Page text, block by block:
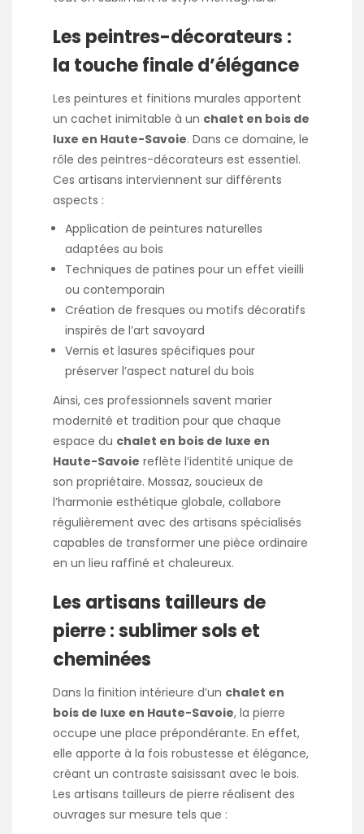
Les peintres-décorateurs :
la touche finale d’élégance
Les peintures et finitions murales apportent
un cachet inimitable à un chalet en bois de
luxe en Haute-Savoie. Dans ce domaine, le
rôle des peintres-décorateurs est essentiel.
Ces artisans interviennent sur différents
aspects :
Application de peintures naturelles
adaptées au bois
Techniques de patines pour un effet vieilli
ou contemporain
Création de fresques ou motifs décoratifs
inspirés de l’art savoyard
Vernis et lasures spécifiques pour
préserver l’aspect naturel du bois
Ainsi, ces professionnels savent marier
modernité et tradition pour que chaque
espace du chalet en bois de luxe en
Haute-Savoie reflète l’identité unique de
son propriétaire. Mossaz, soucieux de
l’harmonie esthétique globale, collabore
régulièrement avec des artisans spécialisés
capables de transformer une pièce ordinaire
en un lieu raffiné et chaleureux.
Les artisans tailleurs de
pierre : sublimer sols et
cheminées
Dans la finition intérieure d’un chalet en
bois de luxe en Haute-Savoie, la pierre
occupe une place prépondérante. En effet,
elle apporte à la fois robustesse et élégance,
créant un contraste saisissant avec le bois.
Les artisans tailleurs de pierre réalisent des
ouvrages sur mesure tels que :